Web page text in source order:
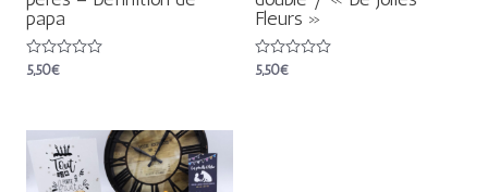
papa
Note
5,50€
Fleurs »
Note
5,50€